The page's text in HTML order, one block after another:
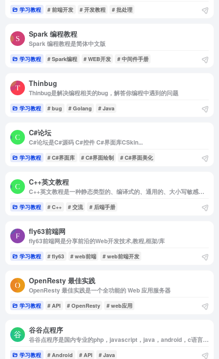
学习教程 # 前端开发 # 开发教程 # 批处理
Spark 编程教程
Spark 编程教程是简体中文版
学习教程 # Spark编程 # WEB开发 # 中间件手册
Thinbug
Thinbug是解决编程相关的bug，解答你编程中遇到的问题
学习教程 # bug # Golang # Java
C#论坛
C#论坛是C#源码 C#控件 C#界面库CSkin...
学习教程 # C#界面库 # C#界面绘制 # C#界面美化
C++英文教程
C++英文教程是一种静态类型的、编译式的、通用的、大小写敏感的、不规则的编程语言，支持过程化编程
学习教程 # C++ # 交流 # 后端手册
fly63前端网
fly63前端网是分享前沿的Web开发技术,教程,框架/库
学习教程 # fly63 # web前端 # web前端开发
OpenResty 最佳实践
OpenResty 最佳实践是一个全功能的 Web 应用服务器
学习教程 # API # OpenResty # web应用
谷谷点程序
谷谷点程序是国内专业的php，javascript，java，android，c语言等编程分享网站
学习教程 # Android # API # Java